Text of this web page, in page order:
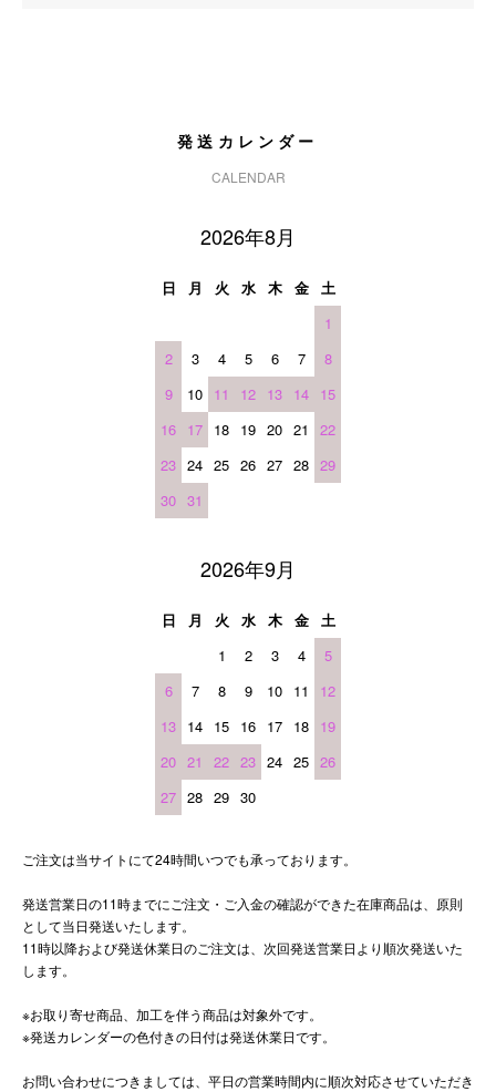
発送カレンダー
CALENDAR
2026年8月
日 月 火 水 木 金
土
1
2
3 4 5 6 7
8
9
10 11 12 13 14 15
16 17 18 19 20 21
22
23 24 25 26 27 28 29
30 31
2026年9月
日 月 火 水 木 金
土
1
2 3 4
5
6
7 8 9 10 11
12
13 14 15 16 17 18 19
20 21 22 23 24 25 26
27 28 29 30
ご注文は当サイトにて24時間いつでも承っております。
発送営業日の11時までにご注文・ご入金の確認ができた在庫商品は、原則
として当日発送いたします。
11時以降および発送休業日のご注文は、次回発送営業日より順次発送いた
します。
※お取り寄せ商品、加工を伴う商品は対象外です。
※発送カレンダーの色付きの日付は発送休業日です。
お問い合わせにつきましては、平日の営業時間内に順次対応させていただき